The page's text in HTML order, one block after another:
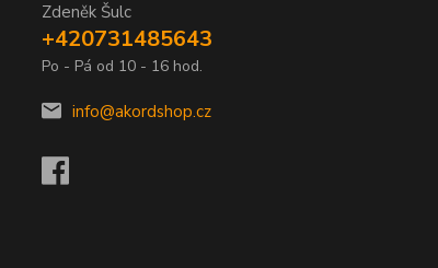
Zdeněk Šulc
+420731485643
Po - Pá od 10 - 16 hod.
info@akordshop.cz